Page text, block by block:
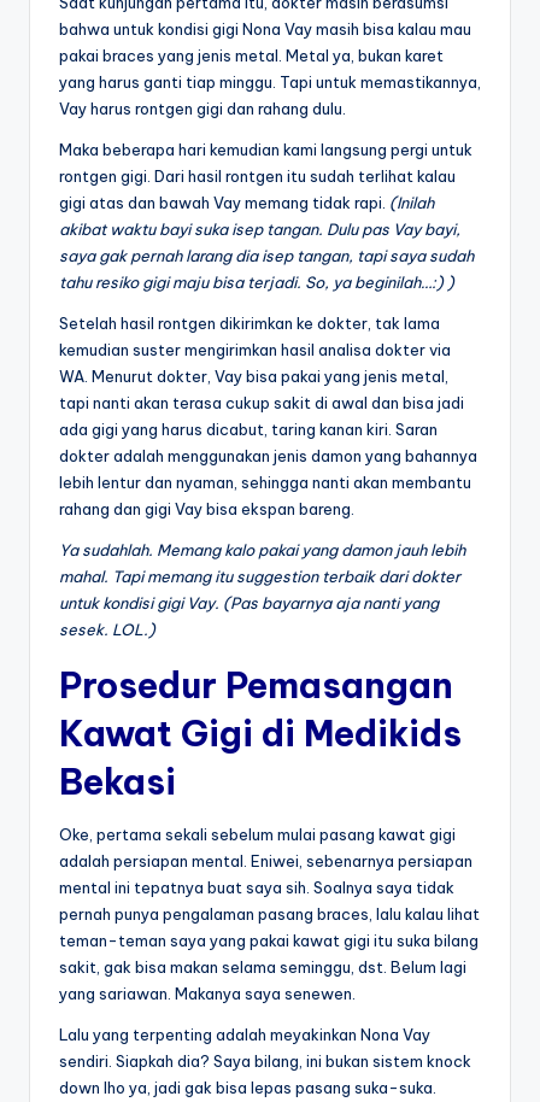
bahwa untuk kondisi gigi Nona Vay masih bisa kalau mau
pakai braces yang jenis metal. Metal ya, bukan karet
yang harus ganti tiap minggu. Tapi untuk memastikannya,
Vay harus rontgen gigi dan rahang dulu.
Maka beberapa hari kemudian kami langsung pergi untuk
rontgen gigi. Dari hasil rontgen itu sudah terlihat kalau
gigi atas dan bawah Vay memang tidak rapi. (Inilah
akibat waktu bayi suka isep tangan. Dulu pas Vay bayi,
saya gak pernah larang dia isep tangan, tapi saya sudah
tahu resiko gigi maju bisa terjadi. So, ya beginilah…:) )
Setelah hasil rontgen dikirimkan ke dokter, tak lama
kemudian suster mengirimkan hasil analisa dokter via
WA. Menurut dokter, Vay bisa pakai yang jenis metal,
tapi nanti akan terasa cukup sakit di awal dan bisa jadi
ada gigi yang harus dicabut, taring kanan kiri. Saran
dokter adalah menggunakan jenis damon yang bahannya
lebih lentur dan nyaman, sehingga nanti akan membantu
rahang dan gigi Vay bisa ekspan bareng.
Ya sudahlah. Memang kalo pakai yang damon jauh lebih
mahal. Tapi memang itu suggestion terbaik dari dokter
untuk kondisi gigi Vay. (Pas bayarnya aja nanti yang
sesek. LOL.)
Prosedur Pemasangan
Kawat Gigi di Medikids
Bekasi
Oke, pertama sekali sebelum mulai pasang kawat gigi
adalah persiapan mental. Eniwei, sebenarnya persiapan
mental ini tepatnya buat saya sih. Soalnya saya tidak
pernah punya pengalaman pasang braces, lalu kalau lihat
teman-teman saya yang pakai kawat gigi itu suka bilang
sakit, gak bisa makan selama seminggu, dst. Belum lagi
yang sariawan. Makanya saya senewen.
Lalu yang terpenting adalah meyakinkan Nona Vay
sendiri. Siapkah dia? Saya bilang, ini bukan sistem knock
down lho ya, jadi gak bisa lepas pasang suka-suka.